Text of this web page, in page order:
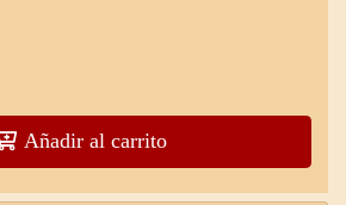
Añadir al carrito